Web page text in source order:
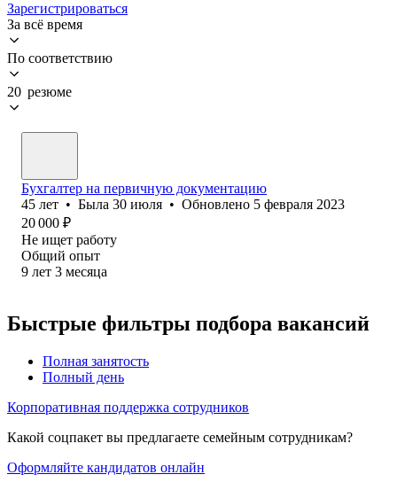
Зарегистрироваться
За всё время
По соответствию
20 резюме
Бухгалтер на первичную документацию
45 лет • Была 30 июля • Обновлено 5 февраля 2023
20 000 ₽
Не ищет работу
Общий опыт
9 лет 3 месяца
Быстрые фильтры подбора вакансий
Полная занятость
Полный день
Корпоративная поддержка сотрудников
Какой соцпакет вы предлагаете семейным сотрудникам?
Оформляйте кандидатов онлайн